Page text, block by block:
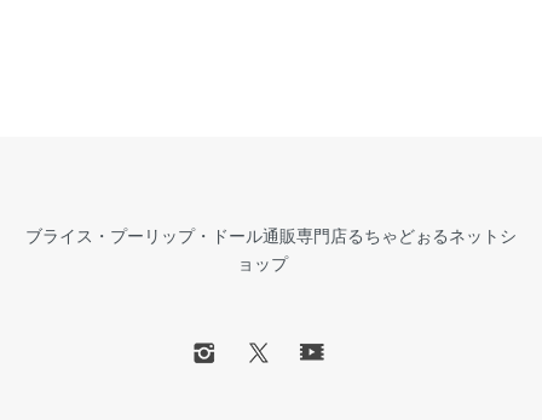
ブライス・プーリップ・ドール通販専門店るちゃどぉるネットシ
ョップ